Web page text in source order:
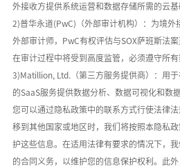
外接收方提供系统运营和数据存储所需的云基
2)普华永道(PwC) （外部审计机构）：为境
外部审计师， PwC有权评估与SOX萨班斯法案
在审计过程中将受到高度监管，必须遵守所有
3)Matillion, Ltd. （第三方服务提供商）：用
的SaaS服务提供数据分析、数据可视化和数据
您可以通过隐私政策中的联系方式行使法律
移到其他国家或地区时，我们将按照本隐私
护这些信息。在适用法律有要求的情况下，
的合同义务，以维护您的信息保护权利。此